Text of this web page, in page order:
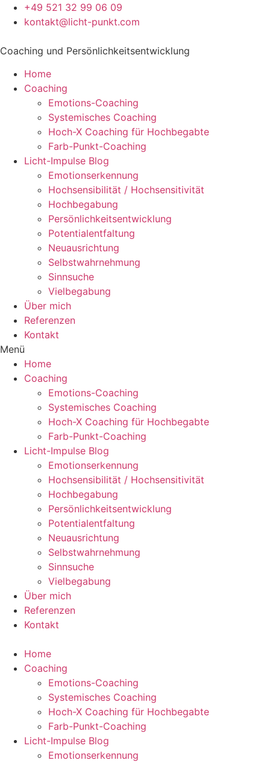
+49 521 32 99 06 09
kontakt@licht-punkt.com
Coaching und Persönlichkeitsentwicklung
Home
Coaching
Emotions-Coaching
Systemisches Coaching
Hoch-X Coaching für Hochbegabte
Farb-Punkt-Coaching
Licht-Impulse Blog
Emotionserkennung
Hochsensibilität / Hochsensitivität
Hochbegabung
Persönlichkeitsentwicklung
Potentialentfaltung
Neuausrichtung
Selbstwahrnehmung
Sinnsuche
Vielbegabung
Über mich
Referenzen
Kontakt
Menü
Home
Coaching
Emotions-Coaching
Systemisches Coaching
Hoch-X Coaching für Hochbegabte
Farb-Punkt-Coaching
Licht-Impulse Blog
Emotionserkennung
Hochsensibilität / Hochsensitivität
Hochbegabung
Persönlichkeitsentwicklung
Potentialentfaltung
Neuausrichtung
Selbstwahrnehmung
Sinnsuche
Vielbegabung
Über mich
Referenzen
Kontakt
Home
Coaching
Emotions-Coaching
Systemisches Coaching
Hoch-X Coaching für Hochbegabte
Farb-Punkt-Coaching
Licht-Impulse Blog
Emotionserkennung